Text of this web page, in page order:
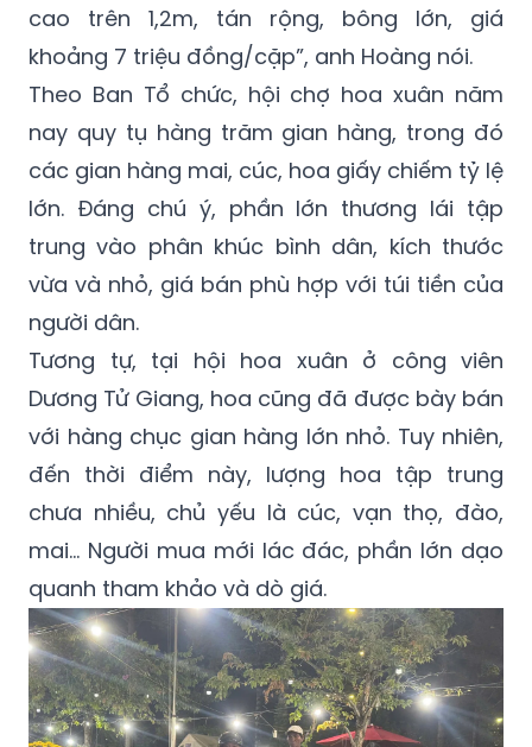
cao trên 1,2m, tán rộng, bông lớn, giá
khoảng 7 triệu đồng/cặp”, anh Hoàng nói.
Theo Ban Tổ chức, hội chợ hoa xuân năm
nay quy tụ hàng trăm gian hàng, trong đó
các gian hàng mai, cúc, hoa giấy chiếm tỷ lệ
lớn. Đáng chú ý, phần lớn thương lái tập
trung vào phân khúc bình dân, kích thước
vừa và nhỏ, giá bán phù hợp với túi tiền của
người dân.
Tương tự, tại hội hoa xuân ở công viên
Dương Tử Giang, hoa cũng đã được bày bán
với hàng chục gian hàng lớn nhỏ. Tuy nhiên,
đến thời điểm này, lượng hoa tập trung
chưa nhiều, chủ yếu là cúc, vạn thọ, đào,
mai… Người mua mới lác đác, phần lớn dạo
quanh tham khảo và dò giá.